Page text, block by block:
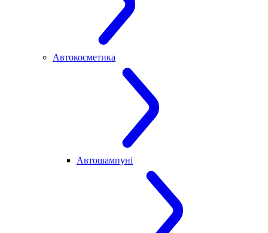
Автокосметика
Автошампуні